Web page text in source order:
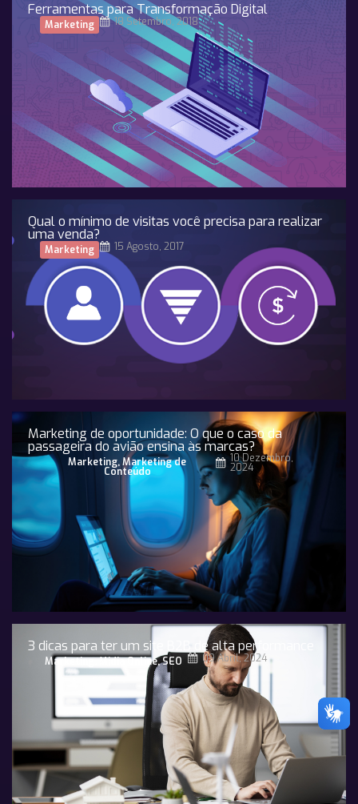
Ferramentas para Transformação Digital
Marketing 18 Setembro, 2018
Qual o mínimo de visitas você precisa para realizar
uma venda?
Marketing 15 Agosto, 2017
Marketing de oportunidade: O que o caso da
passageira do avião ensina às marcas?
Marketing,Marketing de
Conteúdo
10 Dezembro,
2024
3 dicas para ter um site B2B de alta performance
Marketing,Midia Online,SEO 09 Abril, 2024